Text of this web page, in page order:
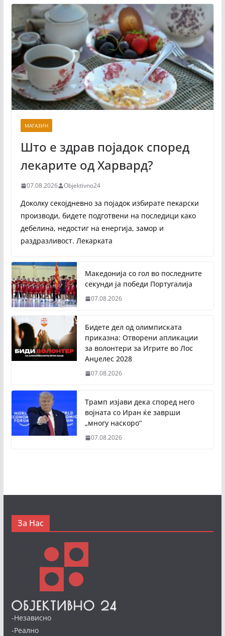
МАГАЗИН
Што е здрав појадок според
лекарите од Харвард?
07.08.2026 Objektivno24
Доколку секојдневно за појадок избирате пекарски
производи, бидете подготвени на последици како
дебелина, недостиг на енергија, замор и
раздразливост. Лекарката
Македонија со гол во последните
секунди ја победи Португалија
07.08.2026
Бидете дел од олимписката
приказна: Отворени апликации
за волонтери за Игрите во Лос
Анџелес 2028
07.08.2026
Трамп изјави дека според него
војната со Иран ќе заврши
„многу наскоро“
07.08.2026
За Нас
-Независно
-Реално